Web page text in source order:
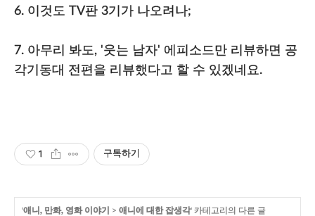
6. 이것도 TV판 3기가 나오려나;
7. 아무리 봐도, '웃는 남자' 에피소드만 리뷰하면 공
각기동대 전편을 리뷰했다고 할 수 있겠네요.
1 구독하기
'애니, 만화, 영화 이야기 > 애니에 대한 잡생각' 카테고리의 다른 글